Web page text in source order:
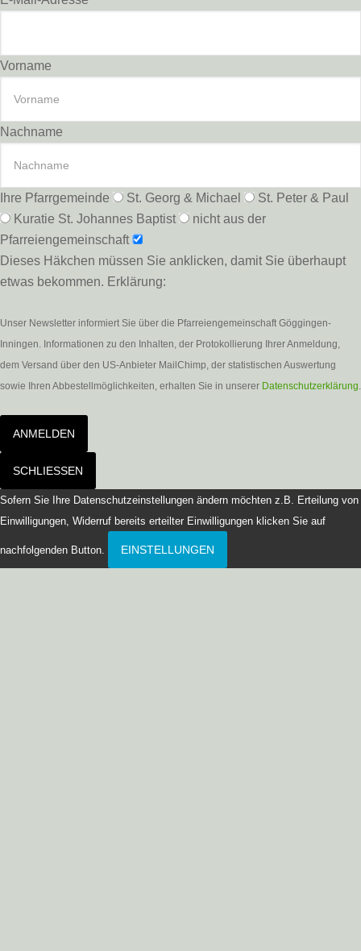
Vorname
Nachname
Ihre Pfarrgemeinde St. Georg & Michael
St. Peter & Paul
Kuratie St. Johannes Baptist
nicht aus der
Pfarreiengemeinschaft
Dieses Häkchen müssen Sie anklicken, damit Sie überhaupt
etwas bekommen. Erklärung:
Unser Newsletter informiert Sie über die Pfarreiengemeinschaft Göggingen-
Inningen. Informationen zu den Inhalten, der Protokollierung Ihrer Anmeldung,
dem Versand über den US-Anbieter MailChimp, der statistischen Auswertung
sowie Ihren Abbestellmöglichkeiten, erhalten Sie in unserer Datenschutzerklärung.
ANMELDEN
SCHLIESSEN
Sofern Sie Ihre Datenschutzeinstellungen ändern möchten z.B. Erteilung von
Einwilligungen, Widerruf bereits erteilter Einwilligungen klicken Sie auf
nachfolgenden Button. EINSTELLUNGEN